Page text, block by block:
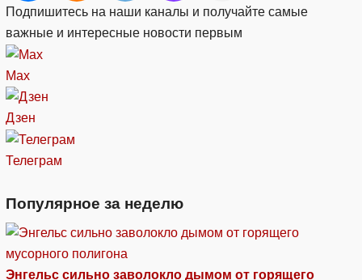
Подпишитесь на наши каналы и получайте самые
важные и интересные новости первым
Max
Дзен
Телеграм
Популярное за неделю
Энгельс сильно заволокло дымом от горящего